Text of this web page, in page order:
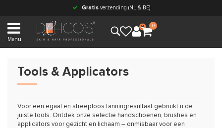
Gratisverzending (NL & BE)
Menu
0
Tools & Applicators
Voor een egaal en streeploos tanningresultaat gebruikt u de
juiste tools. Ontdek onze selectie handschoenen, brushes en
applicators voor gezicht en lichaam – onmisbaar voor een